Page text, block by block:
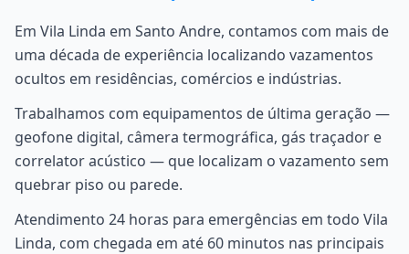
Em Vila Linda em Santo Andre, contamos com mais de
uma década de experiência localizando vazamentos
ocultos em residências, comércios e indústrias.
Trabalhamos com equipamentos de última geração —
geofone digital, câmera termográfica, gás traçador e
correlator acústico — que localizam o vazamento sem
quebrar piso ou parede.
Atendimento 24 horas para emergências em todo Vila
Linda, com chegada em até 60 minutos nas principais